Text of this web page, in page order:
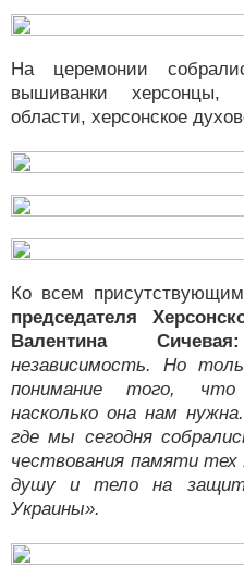
На церемонии
вышиванки херсонцы,
области, херсонское
Ко всем
председателя
Валентина Сичевая:
независимость. Но
понимание того, что
насколько она нам
где мы сегодня
чествования памяти
душу и тело на
Украины».